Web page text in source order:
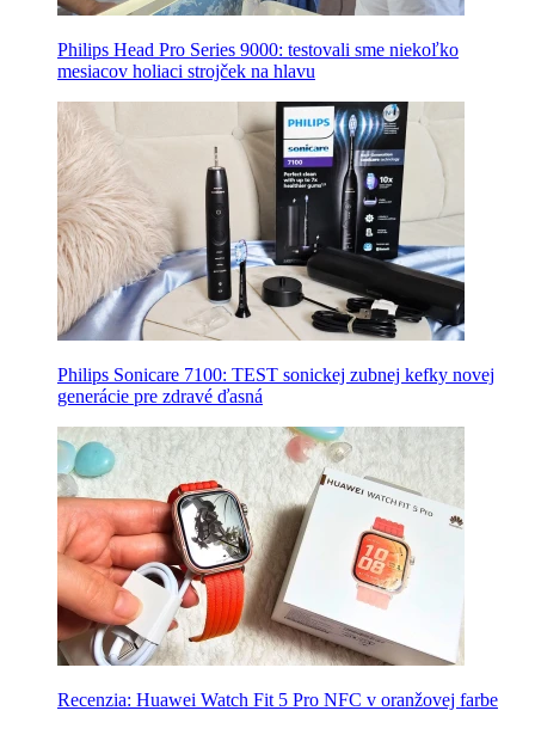
Philips Head Pro Series 9000: testovali sme niekoľko
mesiacov holiaci strojček na hlavu
Philips Sonicare 7100: TEST sonickej zubnej kefky novej
generácie pre zdravé ďasná
Recenzia: Huawei Watch Fit 5 Pro NFC v oranžovej farbe